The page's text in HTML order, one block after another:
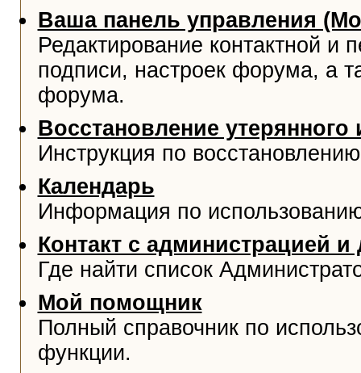
Ваша панель управления
Редактирование контактной
подписи, настроек форума, а
форума.
Восстановление
Инструкция по
Календарь
Информация по
Контакт с администрацией
Где найти список
Мой помощник
Полный справочник по
функции.